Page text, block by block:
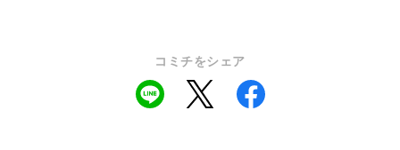
コミチをシェア